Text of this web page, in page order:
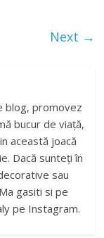
Next →
blog, promovez
bucur de viață,
această joacă
Dacă sunteți în
sau
gasiti si pe
pe Instagram.